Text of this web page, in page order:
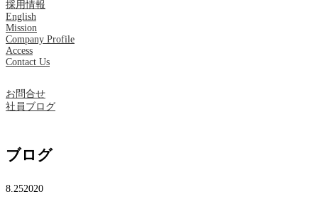
採用情報
English
Mission
Company Profile
Access
Contact Us
お問合せ
社員ブログ
ブログ
8.252020